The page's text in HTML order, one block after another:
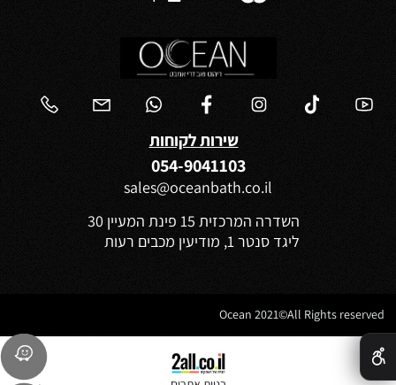
שירות לקוחות
054-9041103
sales@oceanbath.co.il
השדרה המרכזית 15 פינת המעיין 30
ליגד סנטר 1, מודיעין מכבים רעות